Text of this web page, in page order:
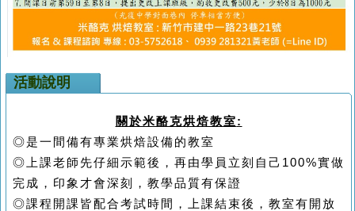
活動說明
關於米酪克烘焙教室:
◎是一間備有專業烘焙設備的教室
◎上課老師先仔細示範後，再由學員立刻自己100%實做
完成，印象才會深刻，教學品質有保證
◎課程開課皆配合考試時間，上課結束後，教室有開放